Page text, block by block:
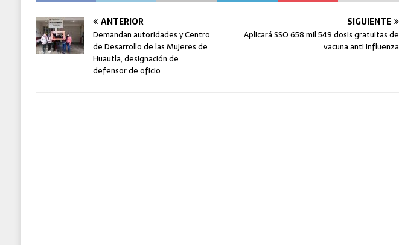
ANTERIOR
Demandan autoridades y Centro
de Desarrollo de las Mujeres de
Huautla, designación de
defensor de oficio
SIGUIENTE
Aplicará SSO 658 mil 549 dosis gratuitas de
vacuna anti influenza